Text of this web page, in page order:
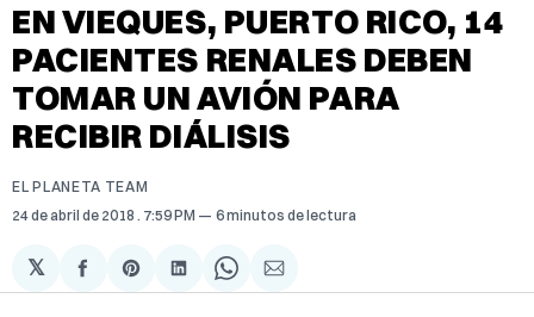
EN VIEQUES, PUERTO RICO, 14
PACIENTES RENALES DEBEN
TOMAR UN AVIÓN PARA
RECIBIR DIÁLISIS
EL PLANETA TEAM
24 de abril de 2018 . 7:59 PM 6 minutos de lectura
𝕏
Compartir
en
Share
on
Compartir
en
Share
on
Compartir
via